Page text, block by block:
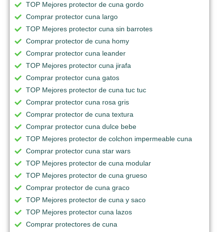
TOP Mejores protector de cuna gordo
Comprar protector cuna largo
TOP Mejores protector cuna sin barrotes
Comprar protector de cuna homy
Comprar protector cuna leander
TOP Mejores protector cuna jirafa
Comprar protector cuna gatos
TOP Mejores protector de cuna tuc tuc
Comprar protector cuna rosa gris
Comprar protector de cuna textura
Comprar protector cuna dulce bebe
TOP Mejores protector de colchon impermeable cuna
Comprar protector cuna star wars
TOP Mejores protector de cuna modular
TOP Mejores protector de cuna grueso
Comprar protector de cuna graco
TOP Mejores protector de cuna y saco
TOP Mejores protector cuna lazos
Comprar protectores de cuna